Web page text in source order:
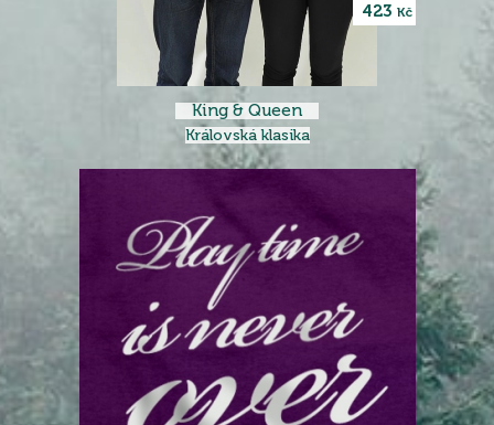
423 Kč
King & Queen
Královská klasika